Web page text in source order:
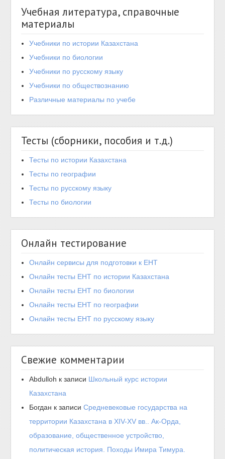
Учебная литература, справочные
материалы
Учебники по истории Казахстана
Учебники по биологии
Учебники по русскому языку
Учебники по обществознанию
Различные материалы по учебе
Тесты (сборники, пособия и т.д.)
Тесты по истории Казахстана
Тесты по географии
Тесты по русскому языку
Тесты по биологии
Онлайн тестирование
Онлайн сервисы для подготовки к ЕНТ
Онлайн тесты ЕНТ по истории Казахстана
Онлайн тесты ЕНТ по биологии
Онлайн тесты ЕНТ по географии
Онлайн тесты ЕНТ по русскому языку
Свежие комментарии
Abdulloh к записи Школьный курс истории
Казахстана
Богдан к записиСредневековые государства на
территории Казахстана в XIV-XV вв.. Ак-Орда,
образование, общественное устройство,
политическая история. Походы Имира Тимура.